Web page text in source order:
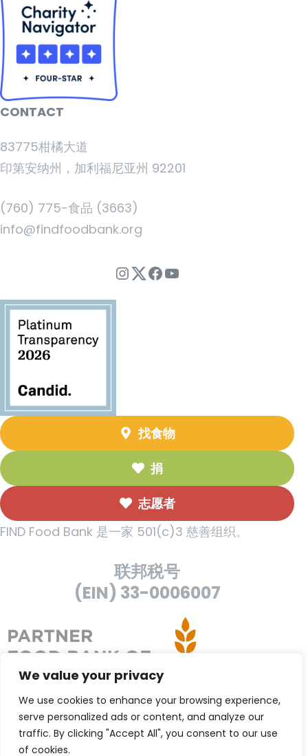
We value your privacy
We use cookies to enhance your browsing experience,
serve personalized ads or content, and analyze our
traffic. By clicking "Accept All", you consent to our use
of cookies.
CONTACT
83775柑橘大道
印第安纳州，加利福尼亚州 92201
(760) 775-食品 (3663)
info@findfoodbank.org
Instagram
Twitter
Facebook
YouTube
找食物
捐
志愿者
FIND Food Bank 是一家 501(c)3 慈善组织。
联邦税号
(EIN) 33-0006007